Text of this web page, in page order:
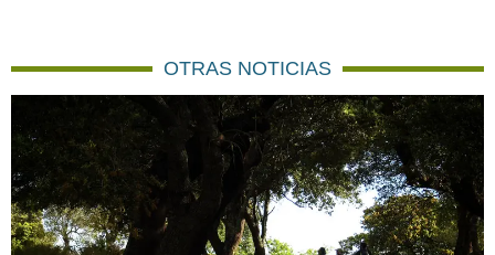
OTRAS NOTICIAS